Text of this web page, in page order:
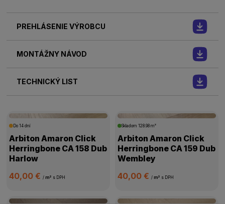
PREHLÁSENIE VÝROBCU
MONTÁŽNY NÁVOD
TECHNICKÝ LIST
Do 14 dní
Arbiton Amaron Click
Herringbone CA 158 Dub
Harlow
40,00 €/ m² s DPH
Skladom 128.98 m²
Arbiton Amaron Click
Herringbone CA 159 Dub
Wembley
40,00 € / m² s DPH